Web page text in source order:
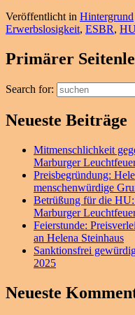
Veröffentlicht in Hintergrund
Erwerbslosigkeit, ESBR,
Primärer
Search for:
Neueste Beiträge
Mitmenschlichkeit
Marburger
Preisbegründung:
menschenwürdige
Betrüßung für die
Marburger
Feierstunde:
an Helena Steinhaus
Sanktionsfrei
2025
Neueste